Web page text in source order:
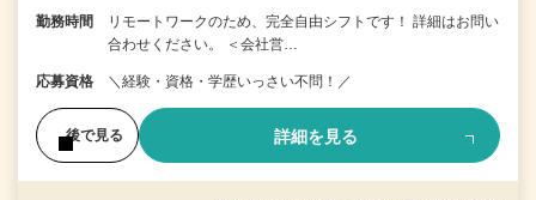
勤務時間
リモートワークのため、完全自由シフトです！ 詳細はお問い
合わせください。 ＜会社営…
応募資格 ＼経験・資格・学歴いっさい不問！／
後で見る 詳細を見る